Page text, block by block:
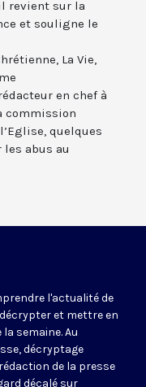
il revient sur la
et souligne le
La Vie,
en chef à
commission
quelques
abus au
l'actualité de
et mettre en
semaine. Au
décryptage
de la presse
décalé sur